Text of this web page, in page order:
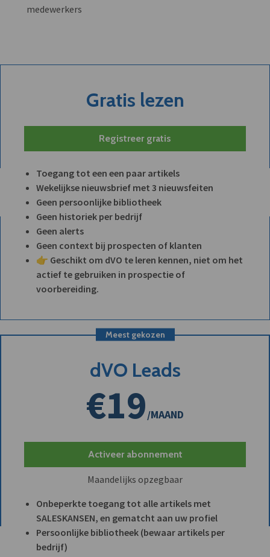
medewerkers
Gratis lezen
Registreer gratis
Toegang tot een een paar artikels
Wekelijkse nieuwsbrief met 3 nieuwsfeiten
Geen persoonlijke bibliotheek
Geen historiek per bedrijf
Geen alerts
Geen context bij prospecten of klanten
👉 Geschikt om dVO te leren kennen, niet om het
actief te gebruiken in prospectie of
voorbereiding.
Meest gekozen
dVO Leads
€19/MAAND
Activeer abonnement
Maandelijks opzegbaar
Onbeperkte toegang tot alle artikels met
SALESKANSEN, en gematcht aan uw profiel
Persoonlijke bibliotheek (bewaar artikels per
bedrijf)